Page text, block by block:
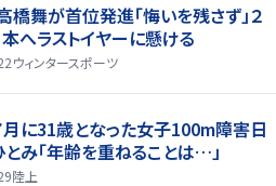
高橋舞が首位発進「悔いを残さず」２
へラストイヤーに懸ける
ウィンタースポーツ
月に31歳となった女子100m障害日
み「年齢を重ねることは…」
陸上